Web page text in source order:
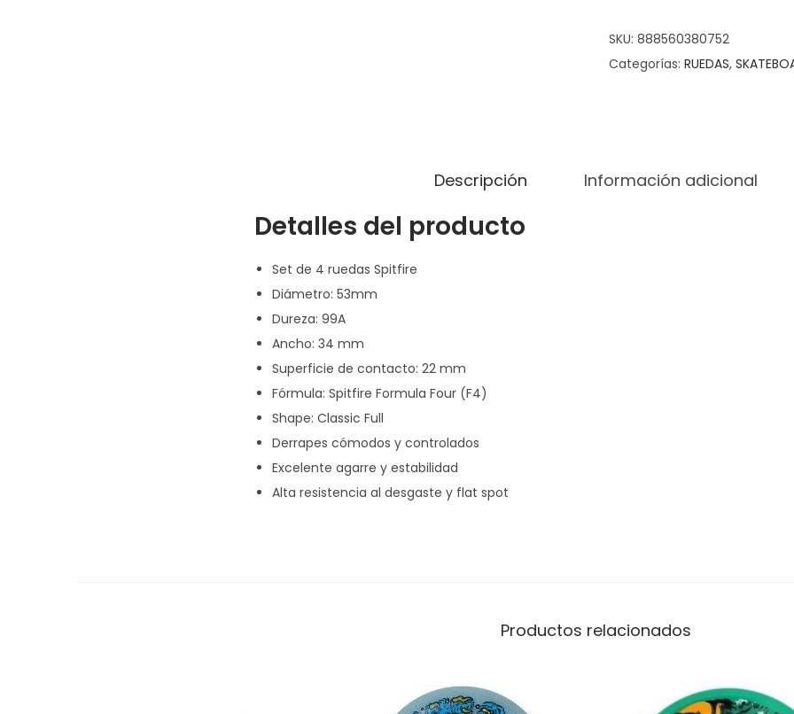
SKU: 888560380752
Categorías: RUEDAS,
Descripción Información adicional
Detalles del producto
Set de 4 ruedas Spitfire
Diámetro: 53mm
Dureza: 99A
Ancho: 34 mm
Superficie de contacto: 22 mm
Fórmula: Spitfire Formula Four (F4)
Shape: Classic Full
Derrapes cómodos y controlados
Excelente agarre y estabilidad
Alta resistencia al desgaste y flat spot
Productos relacionados